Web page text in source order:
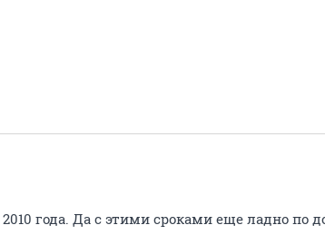
года. Да с этими сроками еще ладно по